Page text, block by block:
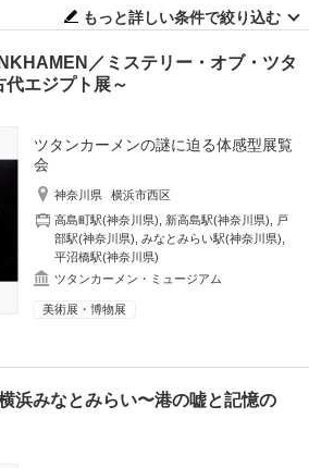
もっと詳しい条件で絞り込む
／ミステリー・オブ・ツタ
代エジプト展～
ツタンカーメンの謎に迫る体感型展覧
会
神奈川県
横浜市西区
高島町駅(神奈川県)
新高島駅(神奈川県)
戸
部駅(神奈川県) ,みなとみらい駅(神奈川県)
平沼橋駅(神奈川県)
ツタンカーメン・ミュージアム
美術展・博物展
浜みなとみらい〜港の嘘と記憶の